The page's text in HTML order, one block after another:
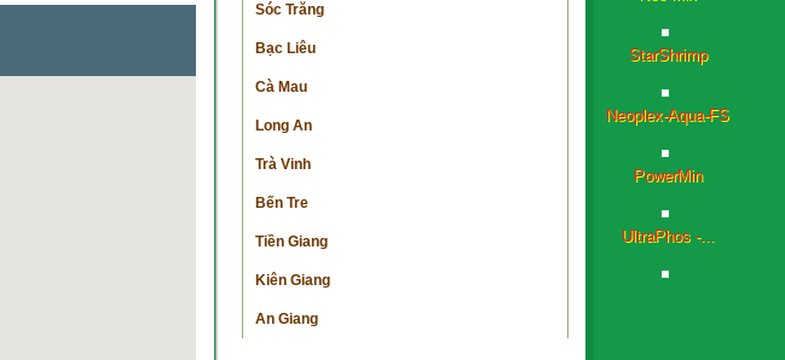
Sóc Trăng
Bạc Liêu
Cà Mau
Long An
Trà Vinh
Bến Tre
Tiền Giang
Kiên Giang
An Giang